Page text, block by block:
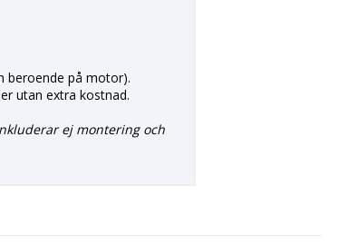
beroende på motor).
utan extra kostnad.
ej montering och